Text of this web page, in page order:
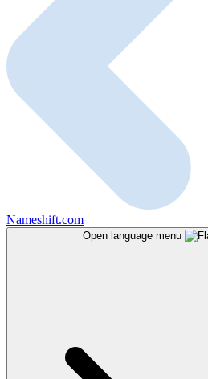
Nameshift.com
Open language menu